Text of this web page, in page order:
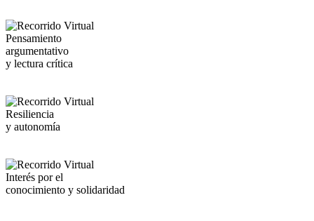
Pensamiento
argumentativo
y lectura crítica
Resiliencia
y autonomía
Interés por el
conocimiento y solidaridad